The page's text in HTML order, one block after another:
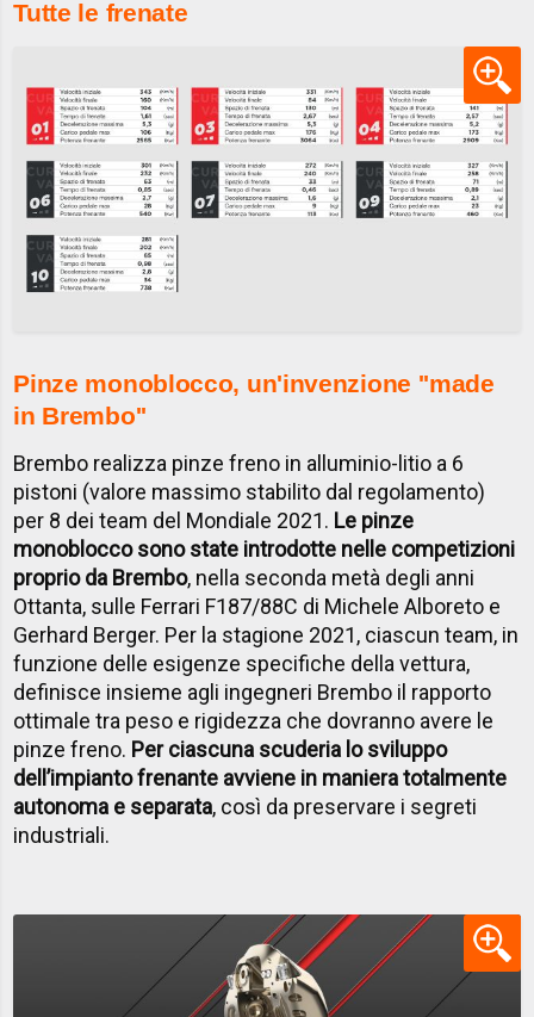
Tutte le frenate
Pinze monoblocco, un'invenzione ''made
in Brembo''
Brembo realizza pinze freno in alluminio-litio a 6
pistoni (valore massimo stabilito dal regolamento)
per 8 dei team del Mondiale 2021. Le pinze
monoblocco sono state introdotte nelle competizioni
proprio da Brembo, nella seconda metà degli anni
Ottanta, sulle Ferrari F187/88C di Michele Alboreto e
Gerhard Berger. Per la stagione 2021, ciascun team, in
funzione delle esigenze specifiche della vettura,
definisce insieme agli ingegneri Brembo il rapporto
ottimale tra peso e rigidezza che dovranno avere le
pinze freno. Per ciascuna scuderia lo sviluppo
dell’impianto frenante avviene in maniera totalmente
autonoma e separata, così da preservare i segreti
industriali.